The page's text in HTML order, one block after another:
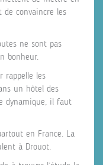
convaincre les
ne sont pas
bonheur.
rappelle les
un hôtel des
dynamique, il faut
en France. La
à Drouot.